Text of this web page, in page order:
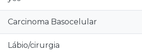
Carcinoma Basocelular
Lábio/cirurgia